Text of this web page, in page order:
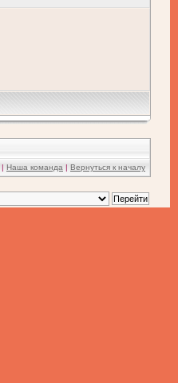
| Наша команда | Вернуться к началу